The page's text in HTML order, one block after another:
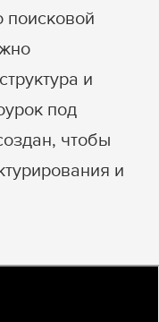
поисковой
и
под
чтобы
и